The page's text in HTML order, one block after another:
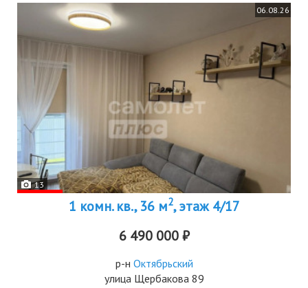
06.08.26
13
1 комн. кв., 36 м2, этаж 4/17
6 490 000 ₽
р-н Октябрьский
улица Щербакова 89